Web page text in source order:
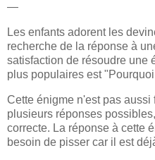
—
Les enfants adorent les
recherche de la réponse à
satisfaction de résoudre une
plus populaires est
Cette énigme n'est pas
plusieurs réponses
correcte. La réponse à cette
besoin de pisser car il est